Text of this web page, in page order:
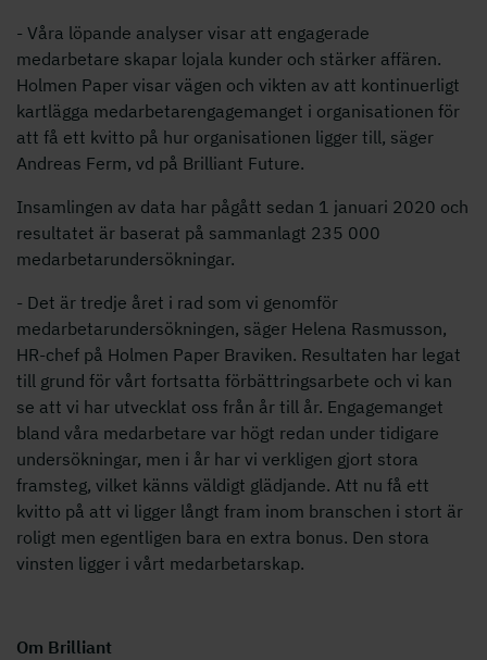
- Våra löpande analyser visar att engagerade
medarbetare skapar lojala kunder och stärker affären.
Holmen Paper visar vägen och vikten av att kontinuerligt
kartlägga medarbetarengagemanget i organisationen för
att få ett kvitto på hur organisationen ligger till, säger
Andreas Ferm, vd på Brilliant Future.
Insamlingen av data har pågått sedan 1 januari 2020 och
resultatet är baserat på sammanlagt 235 000
medarbetarundersökningar.
- Det är tredje året i rad som vi genomför
medarbetarundersökningen, säger Helena Rasmusson,
HR-chef på Holmen Paper Braviken. Resultaten har legat
till grund för vårt fortsatta förbättringsarbete och vi kan
se att vi har utvecklat oss från år till år. Engagemanget
bland våra medarbetare var högt redan under tidigare
undersökningar, men i år har vi verkligen gjort stora
framsteg, vilket känns väldigt glädjande. Att nu få ett
kvitto på att vi ligger långt fram inom branschen i stort är
roligt men egentligen bara en extra bonus. Den stora
vinsten ligger i vårt medarbetarskap.
Om Brilliant